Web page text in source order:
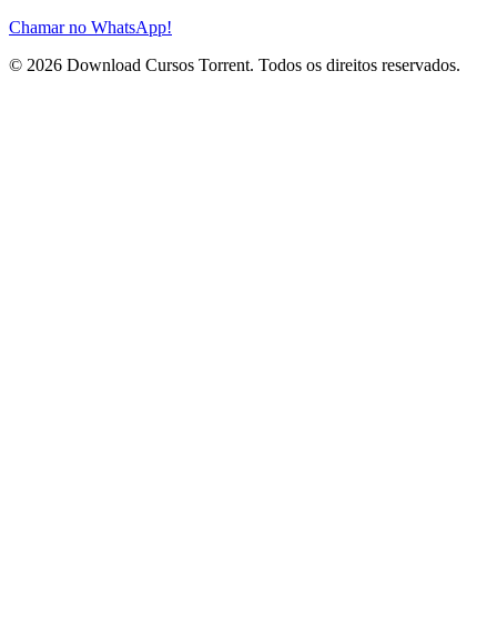
Chamar no WhatsApp!
© 2026 Download Cursos Torrent. Todos os direitos reservados.